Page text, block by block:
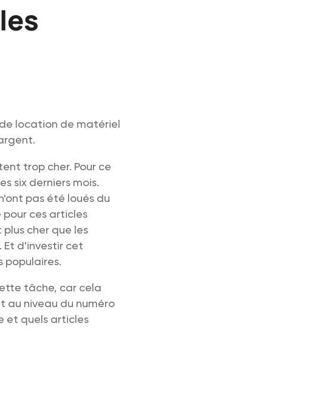
location de matériel
trop cher. Pour ce
six derniers mois.
pas été loués du
ces articles
cher que les
Et d'investir cet
populaires.
tâche, car cela
au niveau du numéro
et quels articles